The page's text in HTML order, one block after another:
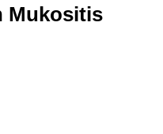
Mukositis